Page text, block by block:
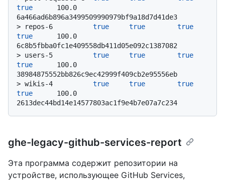
true
      100.0
6a466ad6b896a3499509990979bf9a18d7d41de3
>
repos-6 true true
true
true
      100.0
6c8b5fbba0fc1e409558db411d05e092c1387082
> users-5 true true
true
true
      100.0
38984875552bb826c9ec42999f409cb2e95556eb
> wikis-4 true true
true
true
      100.0
2613dec44bd14e14577803ac1f9e4b7e07a7c234
ghe-legacy-github-services-report
Эта программа содержит репозитории на
устройстве, использующее GitHub Services,